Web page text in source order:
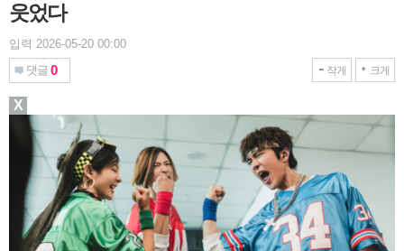
웃었다
입력 2026-05-20 00:00
댓글 0 작게 크게
X